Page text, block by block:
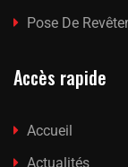
Pose De
Accès rapide
Accueil
Actualités